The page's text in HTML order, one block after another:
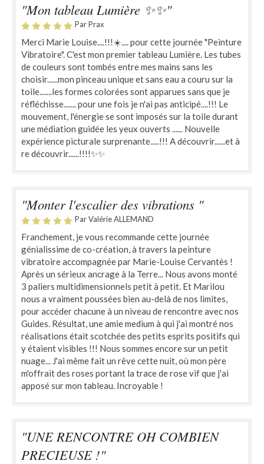
"Mon tableau Lumière ✨️✨"
Par Prax
Merci Marie Louise....!!!☀️.... pour cette journée "Peinture
Vibratoire". C'est mon premier tableau Lumière. Les tubes
de couleurs sont tombés entre mes mains sans les
choisir......mon pinceau unique et sans eau a couru sur la
toile.......les formes colorées sont apparues sans que je
réfléchisse....... pour une fois je n'ai pas anticipé....!!! Le
mouvement, l'énergie se sont imposés sur la toile durant
une médiation guidée les yeux ouverts ...... Nouvelle
expérience picturale surprenante.....!!! A découvrir......et à
re découvrir......!!!!✨️✨
"Monter l'escalier des vibrations "
Par Valérie ALLEMAND
Franchement, je vous recommande cette journée
génialissime de co-création, à travers la peinture
vibratoire accompagnée par Marie-Louise Cervantès !
Après un sérieux ancrage à la Terre... Nous avons monté
3 paliers multidimensionnels petit à petit. Et Marilou
nous a vraiment poussées bien au-delà de nos limites,
pour accéder chacune à un niveau de rencontre avec nos
Guides. Résultat, une amie medium à qui j'ai montré nos
réalisations était scotchée des petits esprits positifs qui
y étaient visibles !!! Nous sommes encore sur un petit
nuage... J'ai même fait un rêve cette nuit, où mon père
m'offrait des roses portant la trace de rose vif que j'ai
apposé sur mon tableau. Incroyable !
"UNE RENCONTRE OH COMBIEN
PRECIEUSE !"